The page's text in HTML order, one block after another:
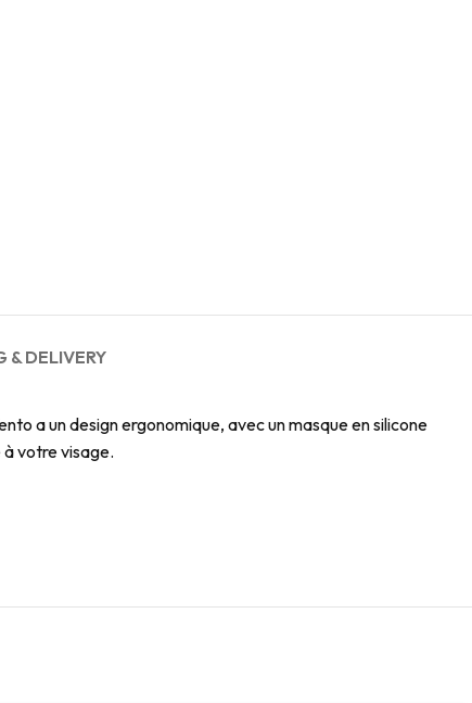
& DELIVERY
a un design ergonomique, avec un masque en silicone
votre visage.